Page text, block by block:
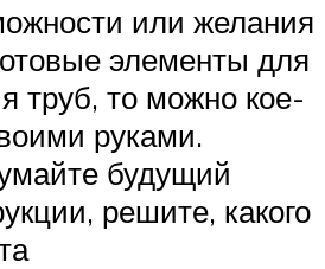
или желания
элементы для
труб, то можно кое-
руками.
будущий
решите, какого